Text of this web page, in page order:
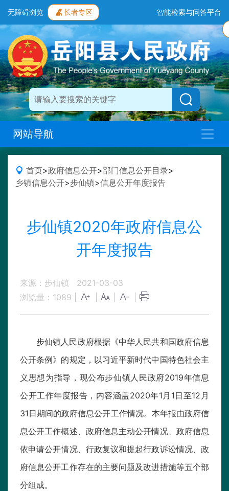
无障碍浏览 长者专区 智能检索与问答平台
网站导航
首页>政府信息公开>部门信息公开目录>
乡镇信息公开>步仙镇>信息公开年度报告
步仙镇2020年政府信息公
开年度报告
来源：步仙镇
2021-03-03
浏览量： 1089
步仙镇人民政府根据《中华人民共和国政府信息
公开条例》的规定，以习近平新时代中国特色社会主
义思想为指导，现公布步仙镇人民政府2019年信息
公开工作年度报告，内容涵盖2020年1月1日至12月
31日期间的政府信息公开工作情况。本年报由政府信
息公开工作概述、政府信息主动公开情况、政府信息
依申请公开情况、行政复议和提起行政诉讼情况、政
府信息公开工作存在的主要问题及改进措施等五个部
分组成。